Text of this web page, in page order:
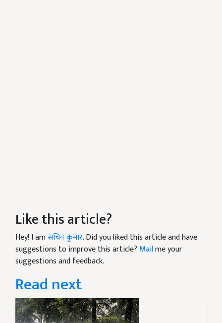
Like this article?
Hey! I amसचिन कुमार. Did you liked this article and have
suggestions to improve this article? Mailme your
suggestions and feedback.
Read next